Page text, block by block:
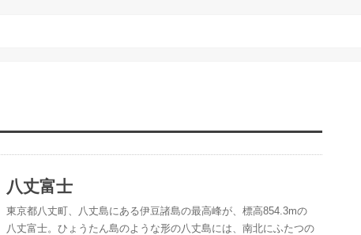
八丈富士
東京都八丈町、八丈島にある伊豆諸島の最高峰が、標高854.3mの
八丈富士。ひょうたん島のような形の八丈島には、南北にふたつの